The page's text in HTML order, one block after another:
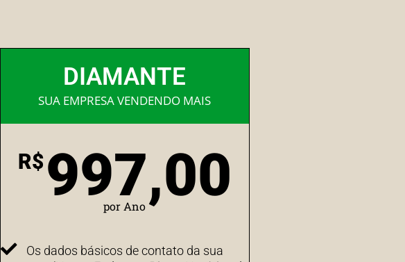
DIAMANTE
SUA EMPRESA VENDENDO MAIS
R$997,00
por Ano
Os dados básicos de contato da sua